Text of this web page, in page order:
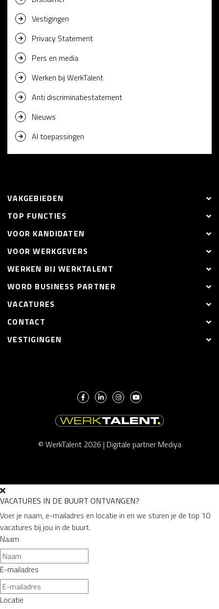
Vestigingen
Privacy Statement
Pers en media
Werken bij WerkTalent
Anti discriminatiestatement
Nieuws
AI toepassingen
VAKGEBIEDEN
TOP FUNCTIES
VOOR KANDIDATEN
VOOR WERKGEVERS
WERKEN BIJ WERKTALENT
WORD BUSINESS PARTNER
VACATURES
CONTACT
VESTIGINGEN
© WerkTalent 2026 | Digitale partner Mediya
VACATURES IN DE BUURT ONTVANGEN?
Voer je naam, e-mailadres en locatie in en we sturen je de top 10
vacatures bij jou in de buurt.
Naam
E-mailadres
Locatie